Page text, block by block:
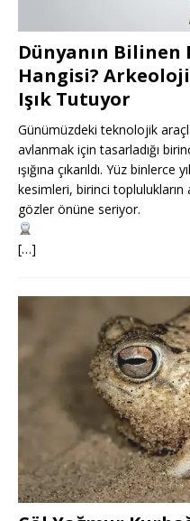
Dünyanın Bilinen
Hangisi?
Işık Tutuyor
Günümüzdeki teknolojik
avlanmak için tasarladığı
ışığına çıkarıldı. Yüz
kesimleri, birinci
gözler önüne seriyor.
[…]